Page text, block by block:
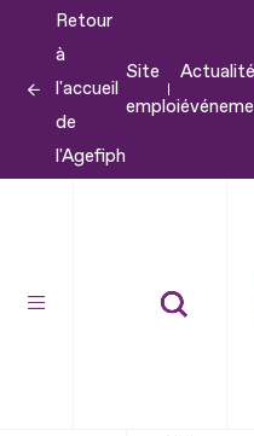
contenu
Retour
à
l'accueil
de
l'Agefiph
Site
emploi